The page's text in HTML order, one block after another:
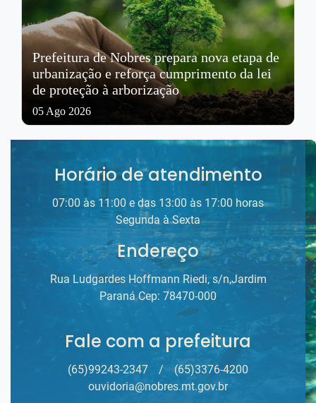
Prefeitura de Nobres prepara nova etapa de
urbanização e reforça cumprimento da lei
de proteção à arborização
05 Ago 2026
Horário de atendimento
07:00 às 11:00 e das 13:00 às 17:00 horas
Segunda à Sexta
Endereço
Rua Ludgardes Hoffmann Riedi, s/n,Jardim
Paraná Cep: 78470-000
Fale com a prefeitura
(65)99243-2347 /
(65)3376-4200
ouvidoria@nobres.mt.gov.br